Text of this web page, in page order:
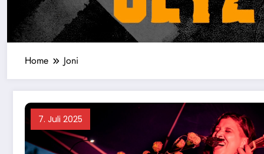
Home Joni
7. Juli 2025